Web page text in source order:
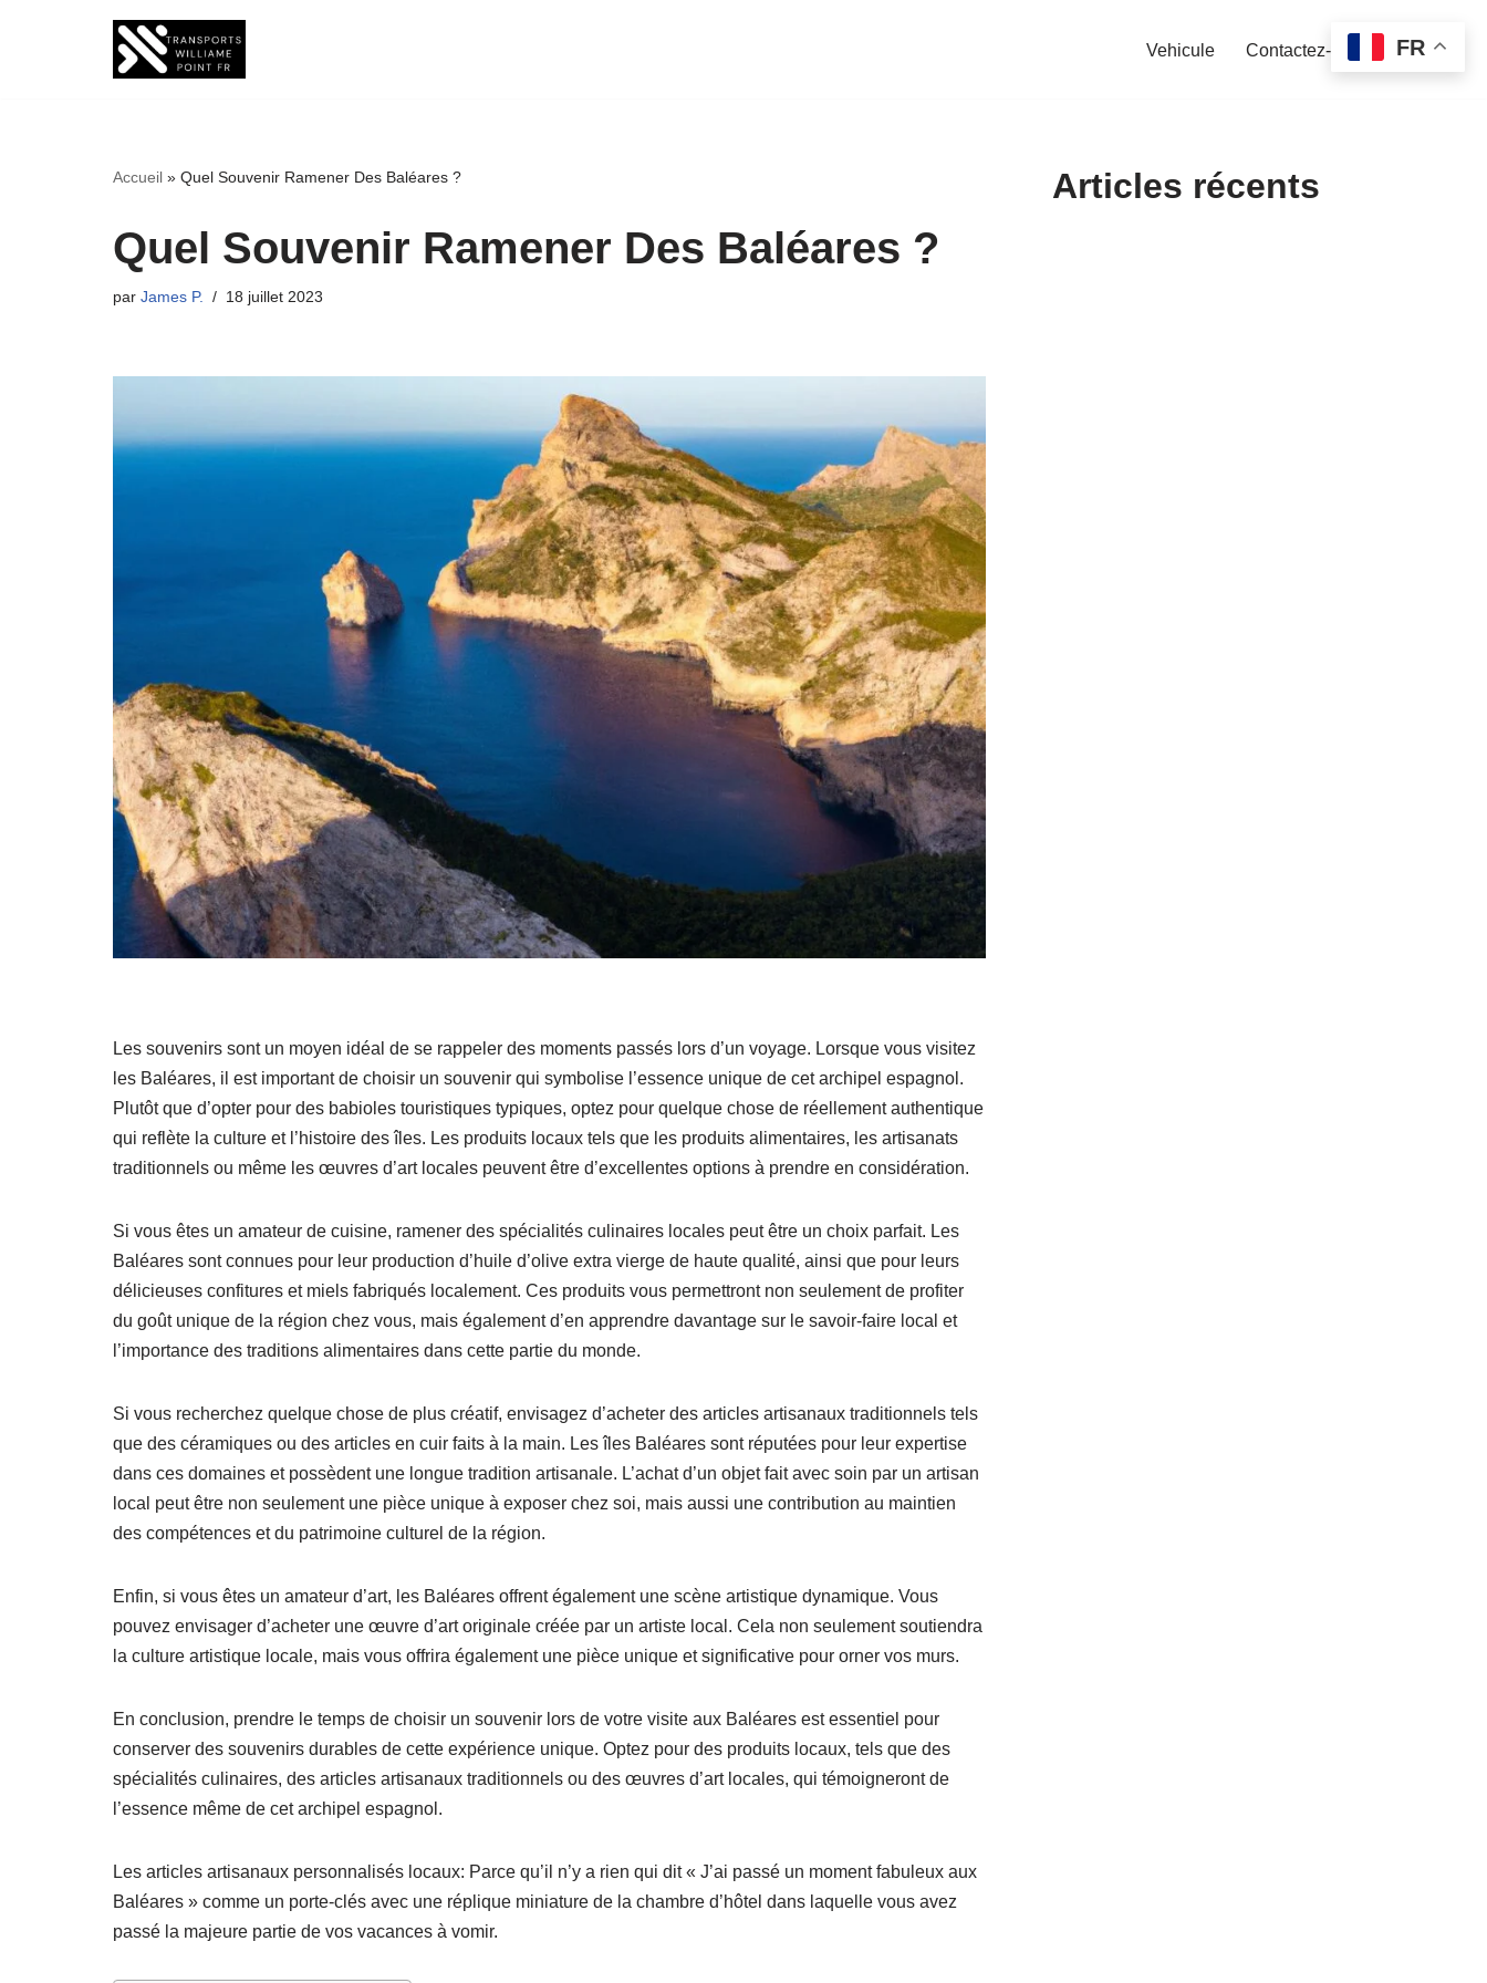
Vehicule Contactez-nous
Accueil » Quel Souvenir Ramener Des Baléares ?
Quel Souvenir Ramener Des Baléares ?
par James P. 18 juillet 2023
Les souvenirs sont un moyen idéal de se rappeler des moments passés lors d’un voyage. Lorsque vous visitez
les Baléares, il est important de choisir un souvenir qui symbolise l’essence unique de cet archipel espagnol.
Plutôt que d’opter pour des babioles touristiques typiques, optez pour quelque chose de réellement authentique
qui reflète la culture et l’histoire des îles. Les produits locaux tels que les produits alimentaires, les artisanats
traditionnels ou même les œuvres d’art locales peuvent être d’excellentes options à prendre en considération.
Si vous êtes un amateur de cuisine, ramener des spécialités culinaires locales peut être un choix parfait. Les
Baléares sont connues pour leur production d’huile d’olive extra vierge de haute qualité, ainsi que pour leurs
délicieuses confitures et miels fabriqués localement. Ces produits vous permettront non seulement de profiter
du goût unique de la région chez vous, mais également d’en apprendre davantage sur le savoir-faire local et
l’importance des traditions alimentaires dans cette partie du monde.
Si vous recherchez quelque chose de plus créatif, envisagez d’acheter des articles artisanaux traditionnels tels
que des céramiques ou des articles en cuir faits à la main. Les îles Baléares sont réputées pour leur expertise
dans ces domaines et possèdent une longue tradition artisanale. L’achat d’un objet fait avec soin par un artisan
local peut être non seulement une pièce unique à exposer chez soi, mais aussi une contribution au maintien
des compétences et du patrimoine culturel de la région.
Enfin, si vous êtes un amateur d’art, les Baléares offrent également une scène artistique dynamique. Vous
pouvez envisager d’acheter une œuvre d’art originale créée par un artiste local. Cela non seulement soutiendra
la culture artistique locale, mais vous offrira également une pièce unique et significative pour orner vos murs.
En conclusion, prendre le temps de choisir un souvenir lors de votre visite aux Baléares est essentiel pour
conserver des souvenirs durables de cette expérience unique. Optez pour des produits locaux, tels que des
spécialités culinaires, des articles artisanaux traditionnels ou des œuvres d’art locales, qui témoigneront de
l’essence même de cet archipel espagnol.
Les articles artisanaux personnalisés locaux: Parce qu’il n’y a rien qui dit « J’ai passé un moment fabuleux aux
Baléares » comme un porte-clés avec une réplique miniature de la chambre d’hôtel dans laquelle vous avez
passé la majeure partie de vos vacances à vomir.
Articles récents
FR